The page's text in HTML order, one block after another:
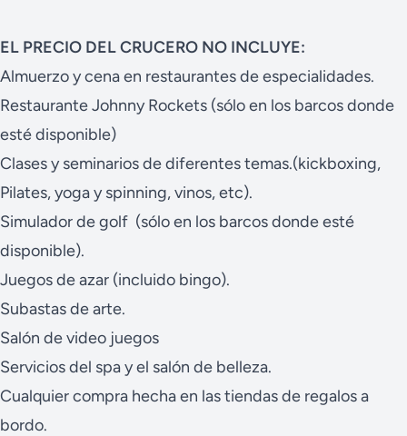
EL PRECIO DEL CRUCERO NO INCLUYE:
Almuerzo y cena en restaurantes de especialidades.
Restaurante Johnny Rockets (sólo en los barcos donde
esté disponible)
Clases y seminarios de diferentes temas.(kickboxing,
Pilates, yoga y spinning, vinos, etc).
Simulador de golf (sólo en los barcos donde esté
disponible).
Juegos de azar (incluido bingo).
Subastas de arte.
Salón de video juegos
Servicios del spa y el salón de belleza.
Cualquier compra hecha en las tiendas de regalos a
bordo.